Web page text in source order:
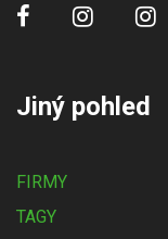
Jiný pohled
FIRMY
TAGY